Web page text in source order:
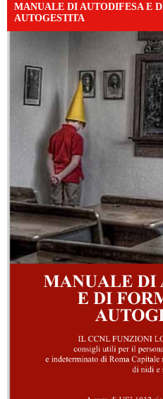
MANUALE DI AUTODIFESA E
AUTOGESTITA